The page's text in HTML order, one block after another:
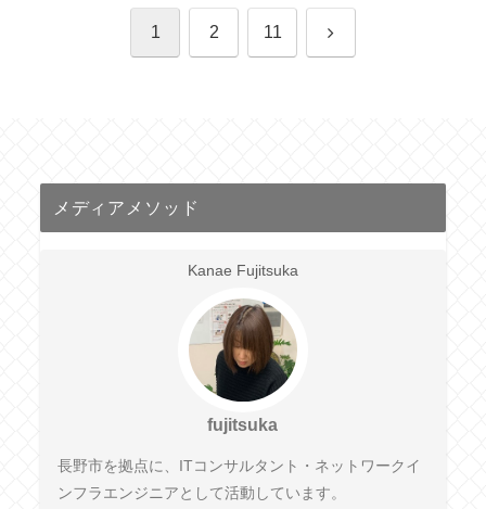
1 2 11 次
メディアメソッド
Kanae Fujitsuka
fujitsuka
長野市を拠点に、ITコンサルタント・ネットワークイ
ンフラエンジニアとして活動しています。